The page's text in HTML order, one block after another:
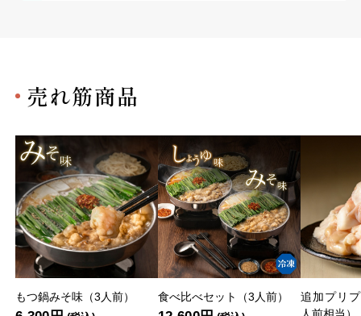
売れ筋商品
もつ鍋みそ味（3人前） 食べ比べセット（3人前）
追加プリ